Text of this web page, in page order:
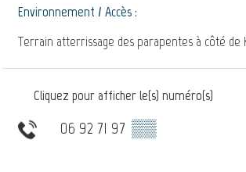
Environnement / Accès :
Terrain atterrissage des parapentes à côté de
Cliquez pour afficher le(s) numéro(s)
06 92 71 97 ▒▒